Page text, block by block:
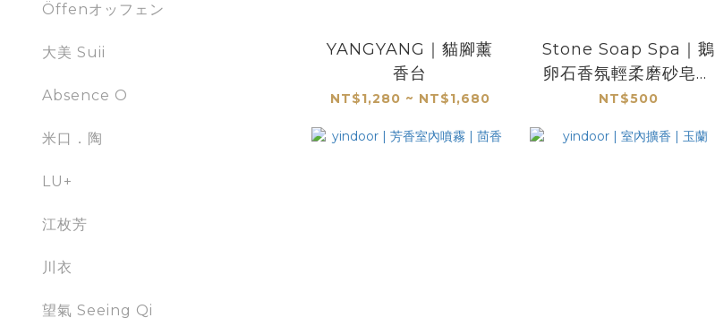
Öffenオッフェン
大美 Suii
Absence O
米口．陶
LU+
江枚芳
川衣
望氣 Seeing Qi
YANGYANG｜貓腳薰
香台
NT$1,280 ~ NT$1,680
Stone Soap Spa｜鵝
卵石香氛輕柔磨砂皂｜
山間野果
NT$500